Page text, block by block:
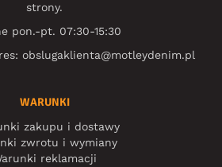
strony.
pon.-pt. 07:30-15:30
obslugaklienta@motleydenim.pl
WARUNKI
zakupu i dostawy
zwrotu i wymiany
reklamacji